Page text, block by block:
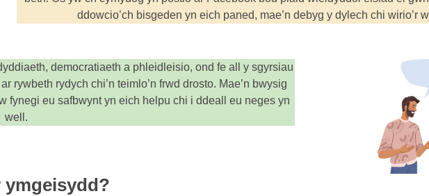
ddowcio’ch bisgeden yn eich paned, mae’n debyg y dylech chi wirio’r
democratiaeth a phleidleisio, ond fe all y sgyrsiau
rywbeth rydych chi’n teimlo’n frwd drosto. Mae’n bwysig
fynegi eu safbwynt yn eich helpu chi i ddeall eu neges yn
well.
ymgeisydd?